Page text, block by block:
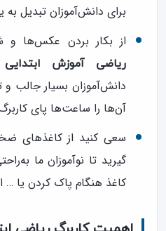
برای دانش‌آموزان تبدیل
از بکار بردن عکس‌ها
ریاضی آموزش ابتدایی
دانش‌آموزان بسیار جالب
آن‌ها را ساعت‌ها پای
سعی کنید از کاغذهای
گیرید تا نوآموزان ما
کاغذ هنگام پاک کردن یا …